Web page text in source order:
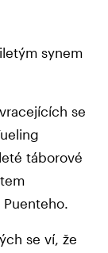
synem
se
táborové
se ví, že